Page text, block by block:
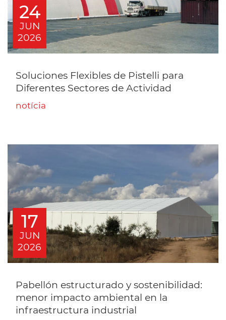
24
JUN
2026
Soluciones Flexibles de Pistelli para
Diferentes Sectores de Actividad
notícia
17
JUN
2026
Pabellón estructurado y sostenibilidad:
menor impacto ambiental en la
infraestructura industrial